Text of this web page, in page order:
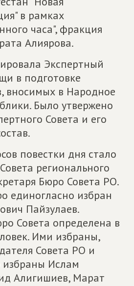
в рамках
часа", фракция
Алиярова.
Экспертный
в подготовке
вносимых в Народное
Было утвержено
Совета и его
повестки дня стало
регионального
Бюро Совета РО.
единогласно избран
Пайзулаев.
Совета определена в
Ими избраны,
Совета РО и
избраны Ислам
Алигишиев, Марат